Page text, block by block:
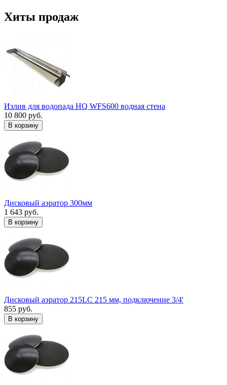
Хиты продаж
Излив для водопада HQ WFS600 водная стена
10 800 руб.
В корзину
Дисковый аэратор 300мм
1 643 руб.
В корзину
Дисковый аэратор 215LC 215 мм, подключение 3/4'
855 руб.
В корзину